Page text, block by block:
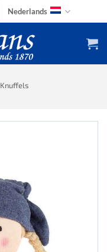
Nederlands
Knuffels